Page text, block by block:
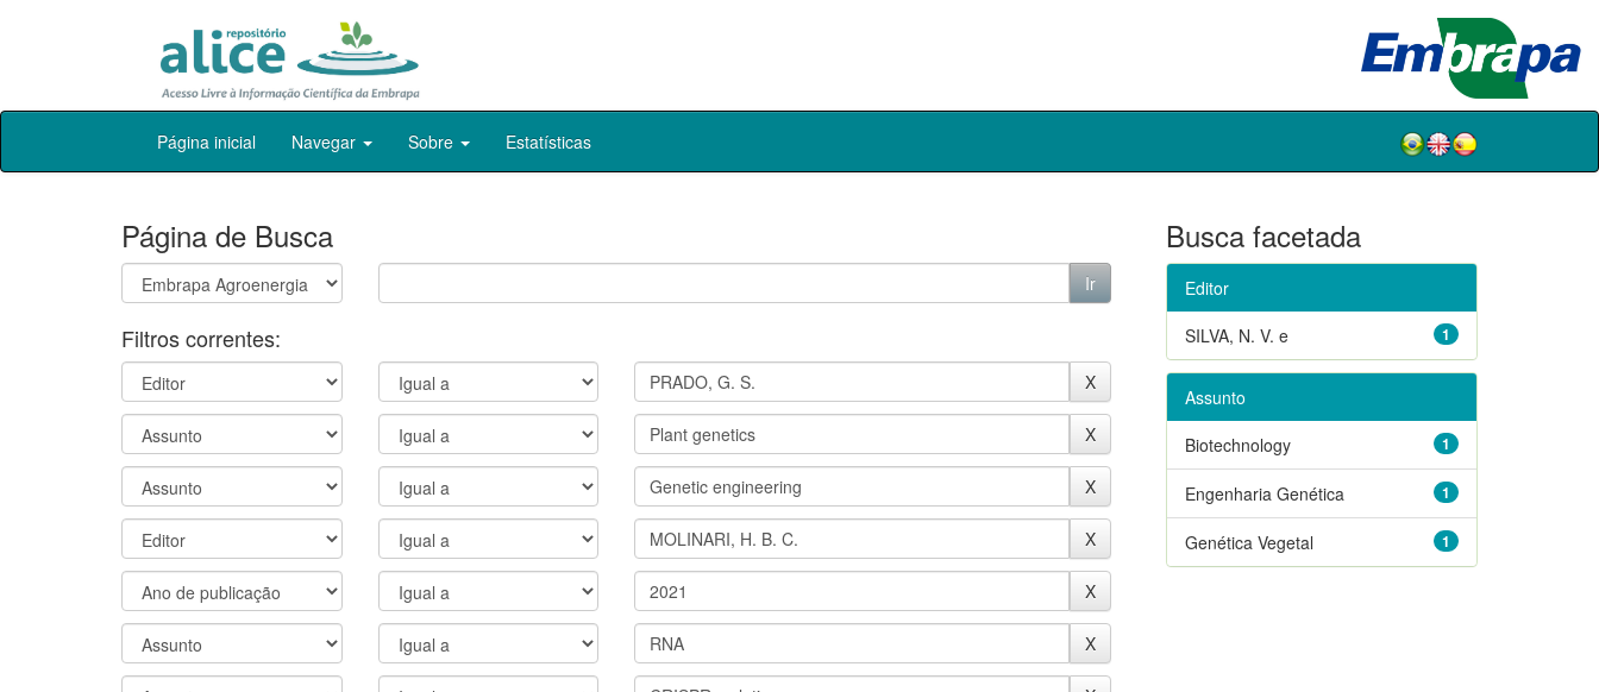
Skip
Página inicial Navegar Sobre Estatísticas
Página de Busca
Filtros correntes:
Busca facetada
Editor
1
SILVA, N. V. e
Assunto
1
Biotechnology
1
Engenharia Genética
1
Genética Vegetal